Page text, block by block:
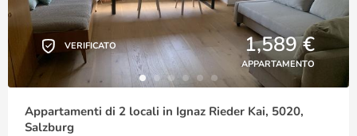
VERIFICATO 1,589 €
APPARTAMENTO
Appartamenti di 2 locali in Ignaz Rieder Kai, 5020,
Salzburg